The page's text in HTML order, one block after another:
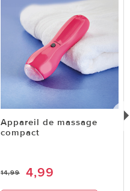
Appareil de massage
compact
14,99 4,99